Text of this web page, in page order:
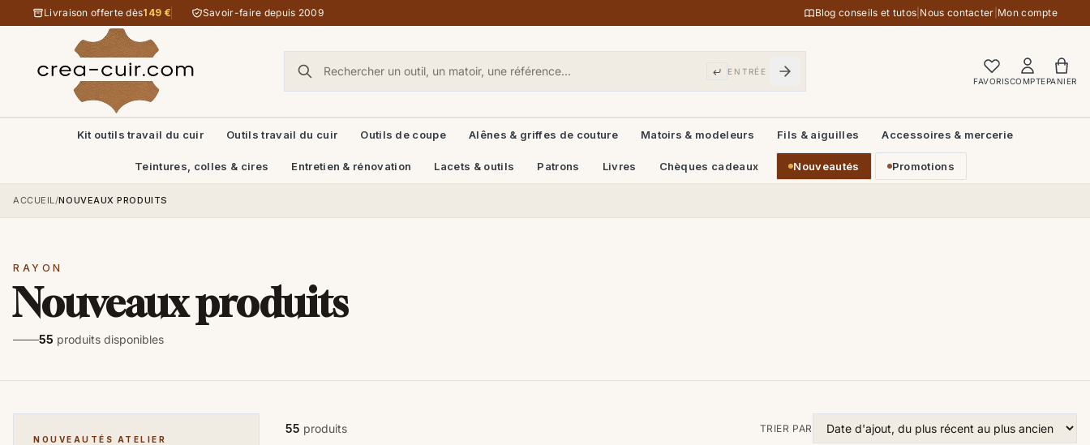
Aller au contenu
Livraison offerte dès149 € Savoir-faire depuis 2009 Blog conseils et tutos Nous contacter Mon compte
ENTRÉE
FAVORISCOMPTEPANIER
Kit outils travail du cuir Outils travail du cuir Outils de coupe Alênes & griffes de couture Matoirs & modeleurs Fils & aiguilles Accessoires & mercerie
Teintures, colles & cires Entretien & rénovation Lacets & outils Patrons Livres Chèques cadeaux Nouveautés Promotions
ACCUEIL/NOUVEAUX PRODUITS
RAYON
Nouveaux produits
55 produits disponibles
NOUVEAUTÉS ATELIER
55 produits TRIER PAR